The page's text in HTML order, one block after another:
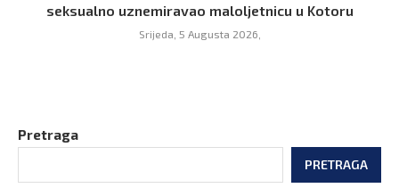
seksualno uznemiravao maloljetnicu u Kotoru
Srijeda, 5 Augusta 2026,
Pretraga
PRETRAGA